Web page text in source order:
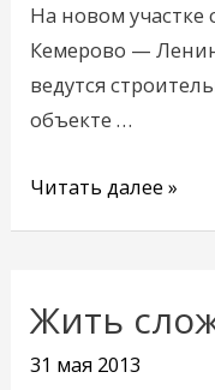
На новом участке
Кемерово —
ведутся
объекте …
августе
Читать далее »
Жить
31 мая 2013
Жить